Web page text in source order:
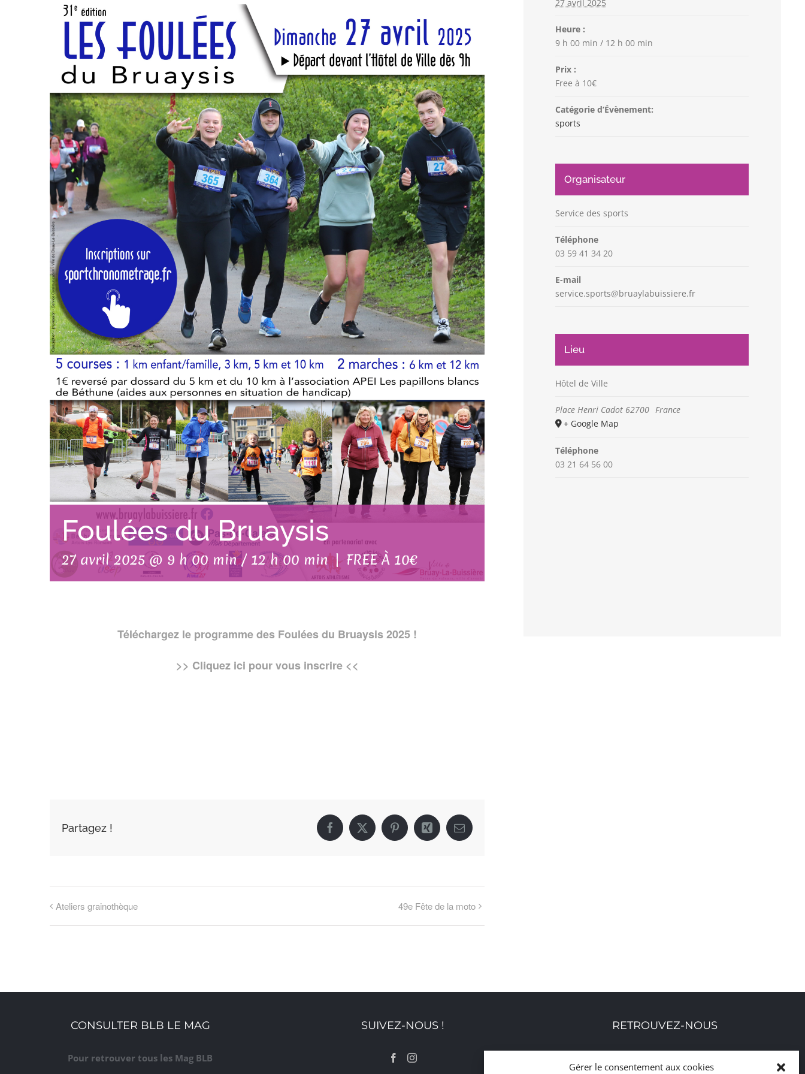
Gérer le consentement aux cookies
Foulées du Bruaysis
27 avril 2025 @ 9 h 00 min/ 12 h 00 min | FREE À 10€
Téléchargez le programme des Foulées du Bruaysis 2025 !
>> Cliquez ici pour vous inscrire <<
Partagez ! Facebook
X PinterestXing Email
Ateliers grainothèque 49e Fête de la moto
27 avril 2025
Heure :
9 h 00 min / 12 h 00 min
Prix :
Free à 10€
Catégorie d’Évènement:
sports
Organisateur
Service des sports
Téléphone
03 59 41 34 20
E-mail
service.sports@bruaylabuissiere.fr
Lieu
Hôtel de Ville
Place Henri Cadot 62700 France
+ Google Map
Téléphone
03 21 64 56 00
CONSULTER BLB LE MAG
Pour retrouver tous les Mag BLB
SUIVEZ-NOUS ! RETROUVEZ-NOUS